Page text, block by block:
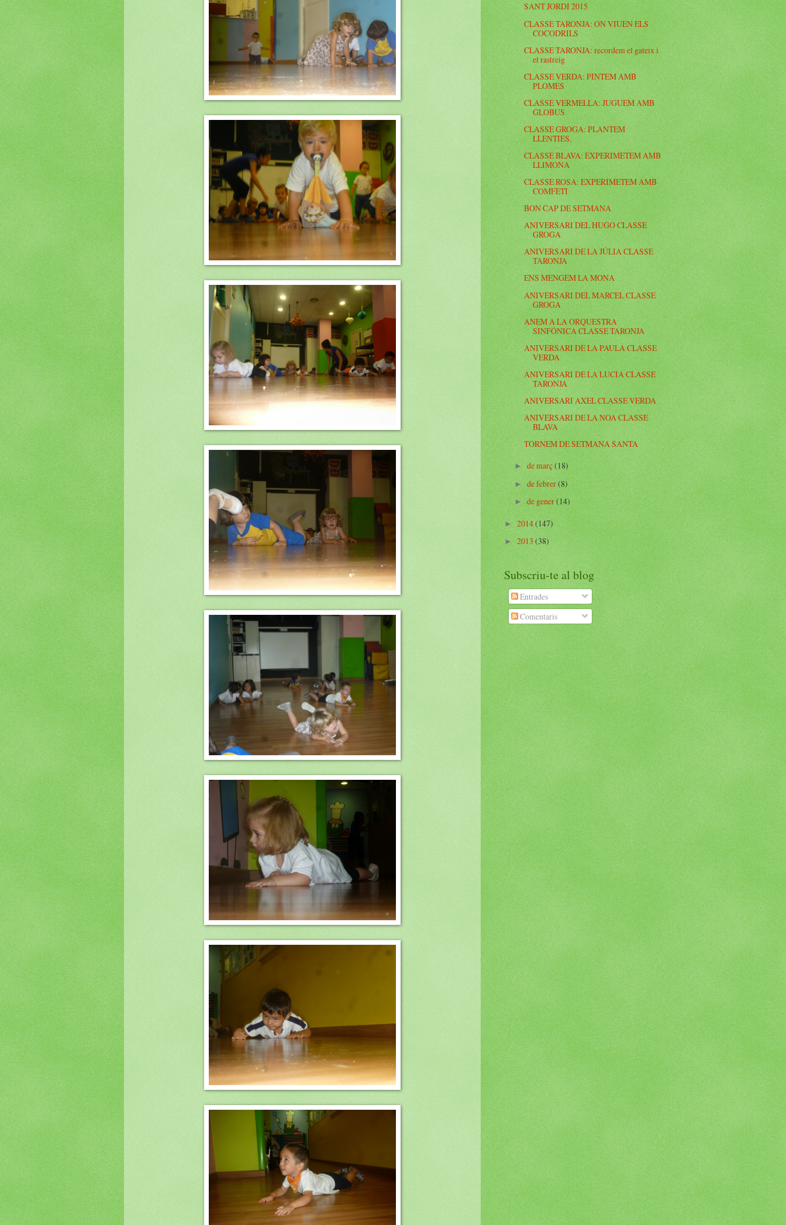
SANT JORDI 2015
CLASSE TARONJA: ON VIUEN ELS
COCODRILS
CLASSE TARONJA: recordem el gateix i
el rastreig
CLASSE VERDA: PINTEM AMB
PLOMES
CLASSE VERMELLA: JUGUEM AMB
GLOBUS
CLASSE GROGA: PLANTEM
LLENTIES,
CLASSE BLAVA: EXPERIMETEM AMB
LLIMONA
CLASSE ROSA: EXPERIMETEM AMB
COMFETI
BON CAP DE SETMANA
ANIVERSARI DEL HUGO CLASSE
GROGA
ANIVERSARI DE LA JÚLIA CLASSE
TARONJA
ENS MENGEM LA MONA
ANIVERSARI DEL MARCEL CLASSE
GROGA
ANEM A LA ORQUESTRA
SINFÓNICA CLASSE TARONJA
ANIVERSARI DE LA PAULA CLASSE
VERDA
ANIVERSARI DE LA LUCIA CLASSE
TARONJA
ANIVERSARI AXEL CLASSE VERDA
ANIVERSARI DE LA NOA CLASSE
BLAVA
TORNEM DE SETMANA SANTA
►de març(18)
►de febrer(8)
►de gener(14)
►2014(147)
►2013(38)
Subscriu-te al blog
Entrades
Comentaris